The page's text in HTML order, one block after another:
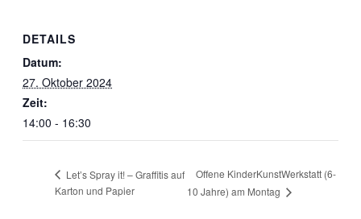
DETAILS
Datum:
27. Oktober 2024
Zeit:
14:00 - 16:30
Let’s Spray it! – Graffitis auf
Karton und Papier
Offene KinderKunstWerkstatt (6-
10 Jahre) am Montag